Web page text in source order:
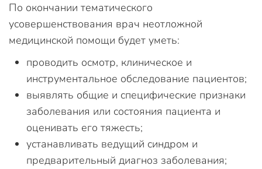
По окончании тематического
усовершенствования врач неотложной
медицинской помощи будет уметь:
проводить осмотр, клиническое и
инструментальное обследование пациентов;
выявлять общие и специфические признаки
заболевания или состояния пациента и
оценивать его тяжесть;
устанавливать ведущий синдром и
предварительный диагноз заболевания;